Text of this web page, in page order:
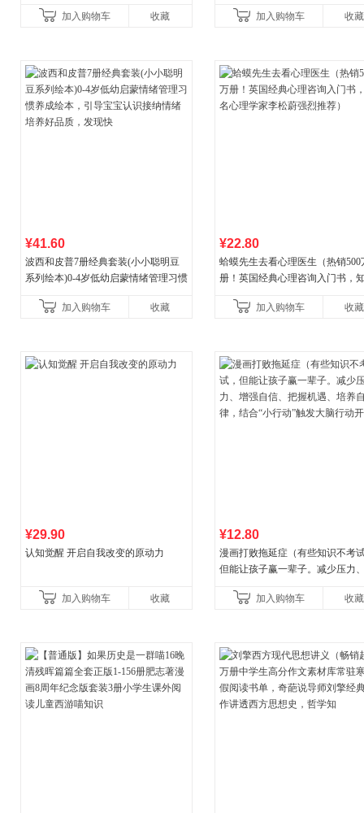
加入购物车
收藏 加入购物车 收藏
¥41.60
波西和皮普7册经典套装(小小聪明豆
系列绘本)0-4岁低幼启蒙情绪管理习惯
养好品质，发现快
加入购物车 收藏
¥22.80
蛤蟆先生去看心理医生（热销500
册！英国经典心理咨询入门书，
加入购物车
收藏
¥29.90
认知觉醒 开启自我改变的原动力
加入购物车 收藏
¥12.80
漫画打败拖延症（有些知识不考
但能让孩子赢一辈子。减少压力
合“小行动”触发大脑行动开
加入购物车 收藏